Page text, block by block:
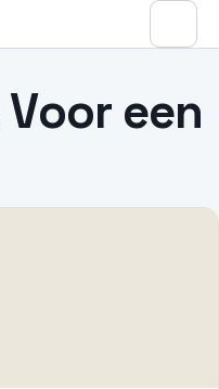
Voor een